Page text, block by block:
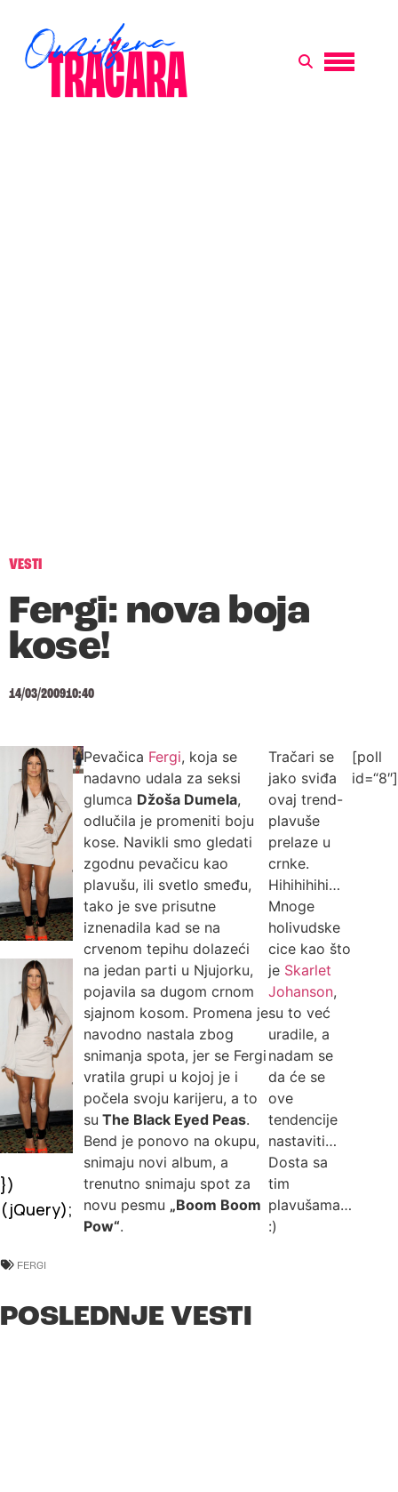
VESTI
Fergi: nova boja
kose!
14/03/200910:40
})
(jQuery);
Pevačica Fergi, koja se
nadavno udala za seksi
glumca Džoša Dumela,
odlučila je promeniti boju
kose. Navikli smo gledati
zgodnu pevačicu kao
plavušu, ili svetlo smeđu,
tako je sve prisutne
iznenadila kad se na
crvenom tepihu dolazeći
na jedan parti u Njujorku,
pojavila sa dugom crnom
sjajnom kosom. Promena je
navodno nastala zbog
snimanja spota, jer se Fergi
vratila grupi u kojoj je i
počela svoju karijeru, a to
su The Black Eyed Peas.
Bend je ponovo na okupu,
snimaju novi album, a
trenutno snimaju spot za
novu pesmu „Boom Boom
Pow“.
Tračari se
jako sviđa
ovaj trend-
plavuše
prelaze u
crnke.
Hihihihihi…
Mnoge
holivudske
cice kao što
je Skarlet
Johanson,
su to već
uradile, a
nadam se
da će se
ove
tendencije
nastaviti…
Dosta sa
tim
plavušama…
:)
[poll
id=“8″]
FERGI
POSLEDNJE VESTI